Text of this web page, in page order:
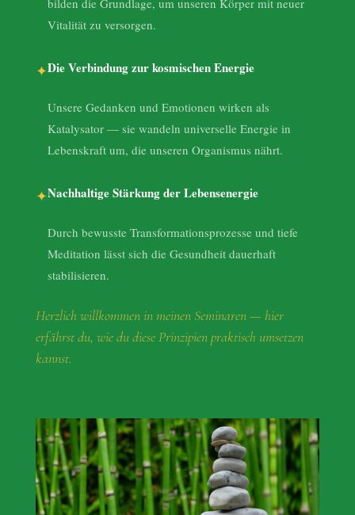
bilden die Grundlage, um unseren Körper mit neuer
Vitalität zu versorgen.
✦Die Verbindung zur kosmischen Energie
Unsere Gedanken und Emotionen wirken als
Katalysator — sie wandeln universelle Energie in
Lebenskraft um, die unseren Organismus nährt.
✦Nachhaltige Stärkung der Lebensenergie
Durch bewusste Transformationsprozesse und tiefe
Meditation lässt sich die Gesundheit dauerhaft
stabilisieren.
Herzlich willkommen in meinen Seminaren — hier
erfährst du, wie du diese Prinzipien praktisch umsetzen
kannst.